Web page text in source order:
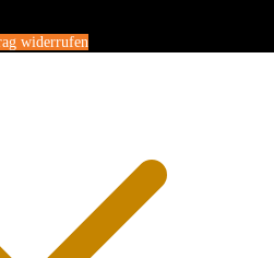
widerrufen